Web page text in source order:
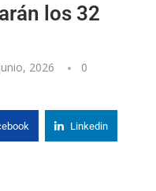
los 32
2026
0
Linkedin